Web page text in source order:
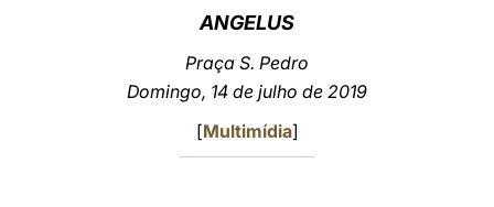
ANGELUS
Praça S. Pedro
Domingo, 14 de julho de 2019
[Multimídia]